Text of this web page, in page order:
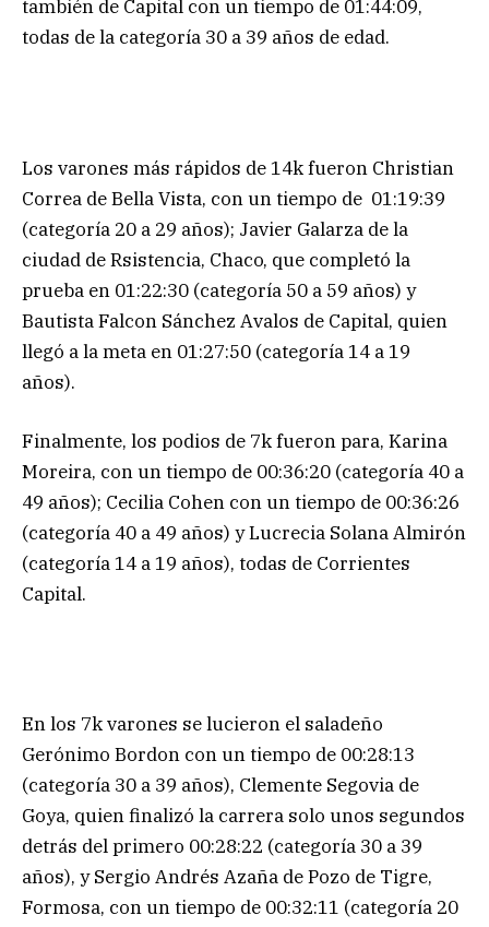
también de Capital con un tiempo de 01:44:09,
todas de la categoría 30 a 39 años de edad.
Los varones más rápidos de 14k fueron Christian
Correa de Bella Vista, con un tiempo de 01:19:39
(categoría 20 a 29 años); Javier Galarza de la
ciudad de Rsistencia, Chaco, que completó la
prueba en 01:22:30 (categoría 50 a 59 años) y
Bautista Falcon Sánchez Avalos de Capital, quien
llegó a la meta en 01:27:50 (categoría 14 a 19
años).
Finalmente, los podios de 7k fueron para, Karina
Moreira, con un tiempo de 00:36:20 (categoría 40 a
49 años); Cecilia Cohen con un tiempo de 00:36:26
(categoría 40 a 49 años) y Lucrecia Solana Almirón
(categoría 14 a 19 años), todas de Corrientes
Capital.
En los 7k varones se lucieron el saladeño
Gerónimo Bordon con un tiempo de 00:28:13
(categoría 30 a 39 años), Clemente Segovia de
Goya, quien finalizó la carrera solo unos segundos
detrás del primero 00:28:22 (categoría 30 a 39
años), y Sergio Andrés Azaña de Pozo de Tigre,
Formosa, con un tiempo de 00:32:11 (categoría 20